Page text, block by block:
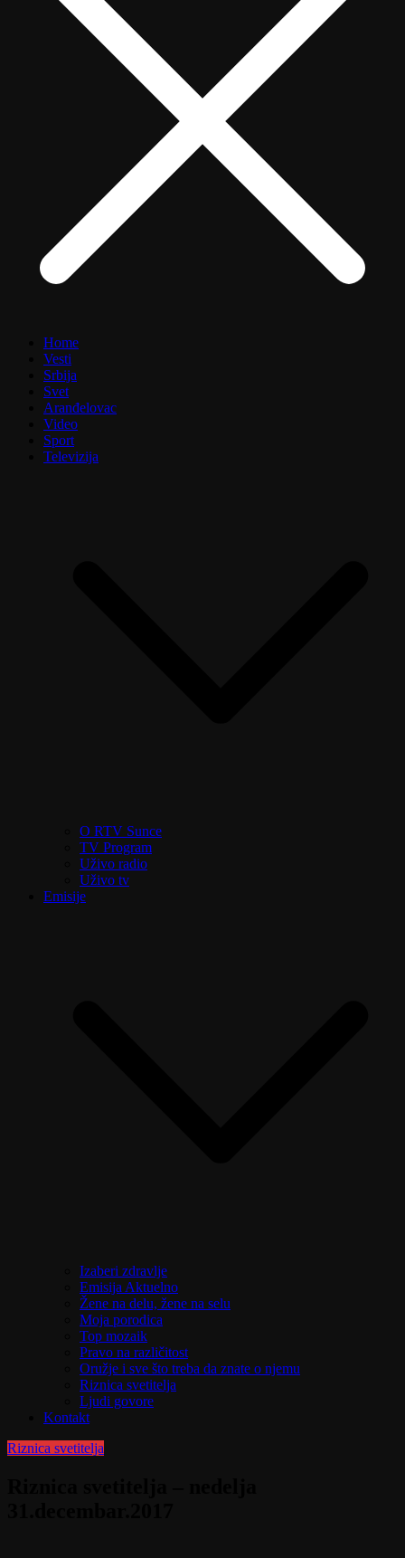
Home
Vesti
Srbija
Svet
Aranđelovac
Video
Sport
Televizija
O RTV Sunce
TV Program
Uživo radio
Uživo tv
Emisije
Izaberi zdravlje
Emisija Aktuelno
Žene na delu, žene na selu
Moja porodica
Top mozaik
Pravo na različitost
Oružje i sve što treba da znate o njemu
Riznica svetitelja
Ljudi govore
Kontakt
Riznica svetitelja